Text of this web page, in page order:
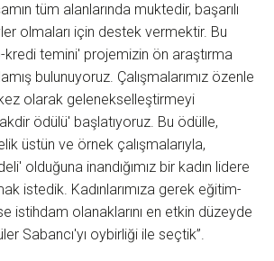
tüm alanlarında muktedir, başarılı
olmaları için destek vermektir. Bu
temini' projemizin ön araştırma
bulunuyoruz. Çalışmalarımız özenle
olarak gelenekselleştirmeyi
ödülü' başlatıyoruz. Bu ödülle,
üstün ve örnek çalışmalarıyla,
olduğuna inandığımız bir kadın lidere
istedik. Kadınlarımıza gerek eğitim-
istihdam olanaklarını en etkin düzeyde
Sabancı'yı oybirliği ile seçtik”.